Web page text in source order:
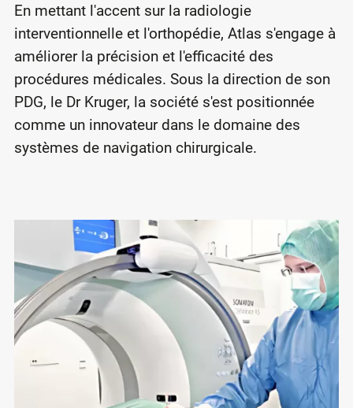
En mettant l'accent sur la radiologie
interventionnelle et l'orthopédie, Atlas s'engage à
améliorer la précision et l'efficacité des
procédures médicales. Sous la direction de son
PDG, le Dr Kruger, la société s'est positionnée
comme un innovateur dans le domaine des
systèmes de navigation chirurgicale.